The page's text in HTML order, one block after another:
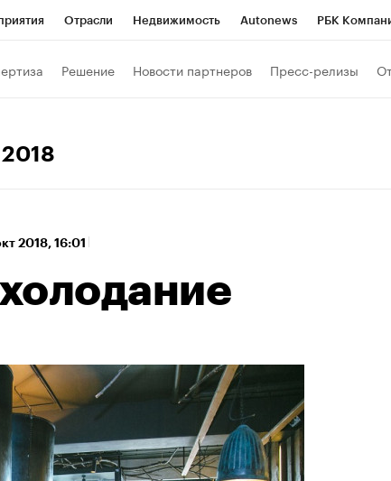
Отрасли Недвижимость Autonews РБК
Решение Новости партнеров Пресс-релизы
2018
2018, 16:01